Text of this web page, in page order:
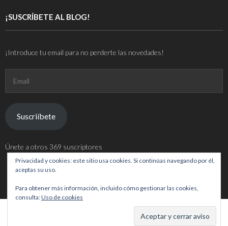
¡SUSCRÍBETE AL BLOG!
¡Introduce tu email para no perderte las novedades!
Suscriíbete
Únete a otros 369 suscriptores
. Powered byWordPress.
Privacidad y cookies: este sitio usa cookies. Si continúas navegando por él,
aceptas su uso.
Para obtener más información, incluido cómo gestionar las cookies,
consulta:Uso de cookies